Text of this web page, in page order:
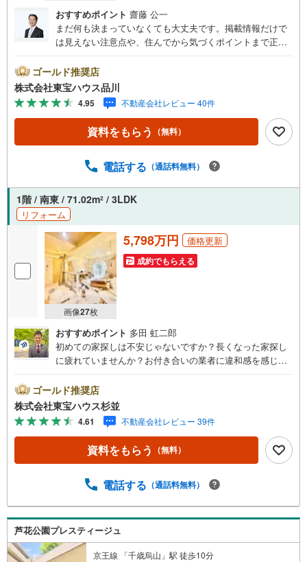
おすすめポイント 齋藤 公一
まだ何も決まっていなくても大丈夫です。掲載情報だけで
は見えない注意点や、住んでから気づくポイントまで正直
とも包み隠さずお伝えし、「納得して選ぶ」ためのサポー
トを大切にしています。現地でしか分からないリアルな情
報も含めて、一緒に後悔しない住まい探しを進めていきま
しょう。まずはお気軽にご相談ください。【Yahoo！ 不動
産キャンペーン対象店舗】当店で物件を成約するとPayPay
ボーナスライトがもらえる「Yahoo！ 不動産 物件ご成約キ
予約をする」ボタンからお問い合わせください。※必ずYah
スライトは出金と譲渡はできません。ご案内・詳細な資料
のご請求はお気軽にどうぞ♪お電話でのお問い合わせも常
時受け付けております！お気軽にお問い合わせください。
ゴールド推奨店
株式会社東宝ハウス品川
4.95 不動産会社レビュー 40件
資料をもらう （無料）
電話する （通話料無料）
1階 / 南東 / 71.02m2 / 3LDK
リフォーム
画像27枚
5,798万円 価格更新
成約でもらえる
おすすめポイント 多田 虹二郎
初めての家探しは不安じゃないですか？長くなった家探し
に疲れていませんか？お付き合いの業者に違和感を感じて
したプロが、何のしがらみもなく、お客様の理想の物件を
お探しします。東宝ハウス杉並【（FD）:】ご見学希望の物
件以外も併せてご案内させていただきます。遠慮なくご希
望をお伝えくださいませ。■ご見学について■【営業時間 9:
00～21:00】人気物件は特に問い合わせが集中するため、お
早めにお電話くださいませ。「室内・現地を見学する」ボ
TOHO HOUSE CLUB■弊社で売買されたお客様はTOHO H
の見直しや借り換えなど、オンラインでやりとりができま
す。■FPによるファイナンシャルライフサポート■ファイナ
ンシャルプランナーが住宅ローン、保険・税金、資産運
用、相続などの対策をアドバイスを致します。
ゴールド推奨店
株式会社東宝ハウス杉並
4.61 不動産会社レビュー 39件
資料をもらう （無料）
電話する （通話料無料）
芦花公園プレスティージュ
京王線 「千歳烏山」駅 徒歩10分